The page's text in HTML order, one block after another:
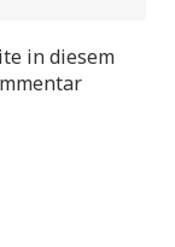
in diesem